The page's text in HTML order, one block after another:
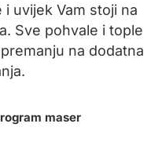
uvijek Vam stoji na
Sve pohvale i tople
na dodatna
maser